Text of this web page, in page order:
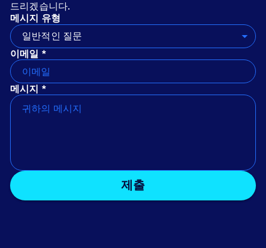
드리겠습니다.
메시지 유형
일반적인 질문
이메일 *
메시지 *
제출